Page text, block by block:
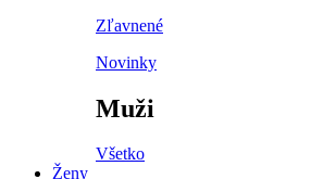
Zľavnené
Novinky
Muži
Všetko
Ženy